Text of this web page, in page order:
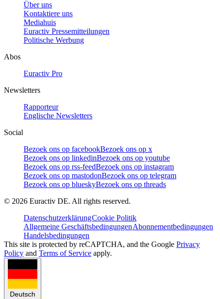
Über uns
Kontaktiere uns
Mediahuis
Euractiv Pressemitteilungen
Politische Werbung
Abos
Euractiv Pro
Newsletters
Rapporteur
Englische Newsletters
Social
Bezoek ons op facebookBezoek ons op x
Bezoek ons op linkedinBezoek ons op youtube
Bezoek ons op rss-feedBezoek ons op instagram
Bezoek ons op mastodonBezoek ons op telegram
Bezoek ons op blueskyBezoek ons op threads
© 2026 Euractiv DE. All rights reserved.
DatenschutzerklärungCookie Politik
Allgemeine GeschäftsbedingungenAbonnementbedingungen
Handelsbedingungen
This site is protected by reCAPTCHA, and the Google Privacy
Policy and Terms of Service apply.
Deutsch